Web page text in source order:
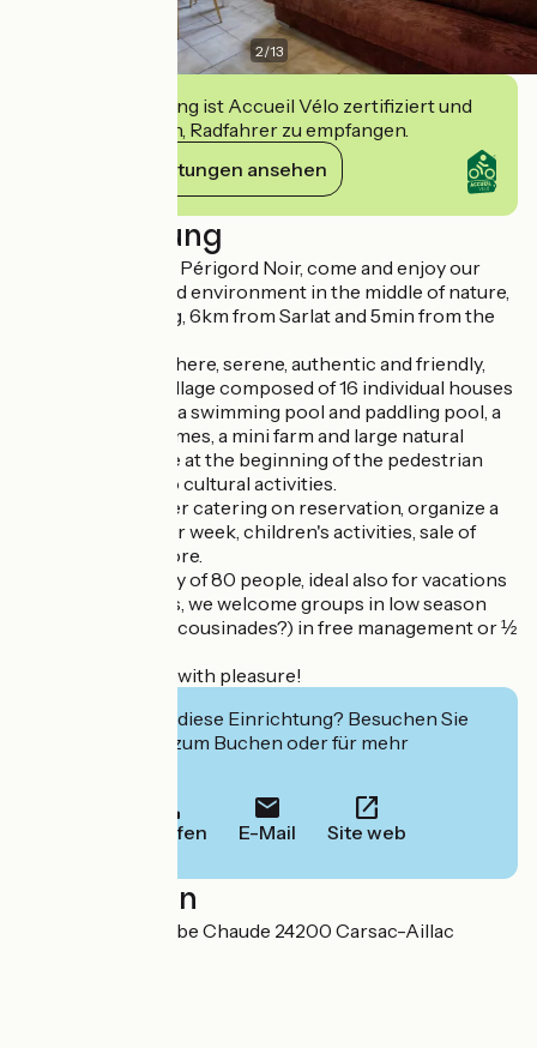
2/13
Diese Einrichtung ist Accueil Vélo zertifiziert und
verpflichtet sich, Radfahrer zu empfangen.
Ihre Verpflichtungen ansehen
Beschreibung
In the heart of the Périgord Noir, come and enjoy our
gîtes in a privileged environment in the middle of nature,
in a sunny clearing, 6km from Sarlat and 5min from the
In a family atmosphere, serene, authentic and friendly,
you will stay in a village composed of 16 individual houses
without opposite, a swimming pool and paddling pool, a
bar restaurant, games, a mini farm and large natural
spaces. You will be at the beginning of the pedestrian
paths and close to cultural activities.
In summer, we offer catering on reservation, organize a
theme evening per week, children's activities, sale of
bread, grocery store.
We have a capacity of 80 people, ideal also for vacations
with family, friends, we welcome groups in low season
(associations, CE, cousinades?) in free management or ½
See you soon and with pleasure!
Interessiert Sie diese Einrichtung? Besuchen Sie
deren Website zum Buchen oder für mehr
Anrufen E-Mail Site web
Localisation
343 route de Combe Chaude 24200 Carsac-Aillac